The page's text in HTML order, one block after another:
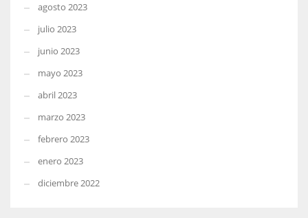
agosto 2023
julio 2023
junio 2023
mayo 2023
abril 2023
marzo 2023
febrero 2023
enero 2023
diciembre 2022